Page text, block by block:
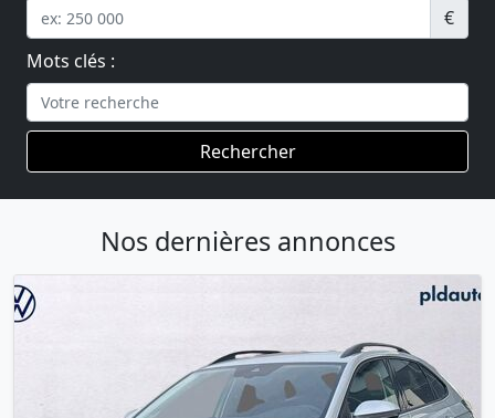
€
Mots clés :
Rechercher
Nos dernières annonces